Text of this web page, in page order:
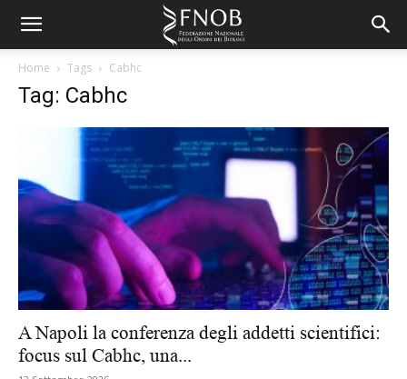
Home Tags Cabhc
Tag: Cabhc
A Napoli la conferenza degli addetti scientifici:
focus sul Cabhc, una...